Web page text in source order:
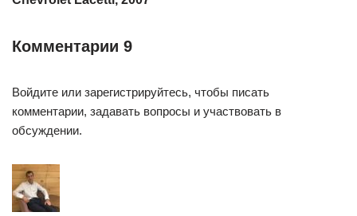
Комментарии 9
Войдите или зарегистрируйтесь, чтобы писать
комментарии, задавать вопросы и участвовать в
обсуждении.